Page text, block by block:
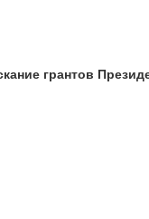
грантов